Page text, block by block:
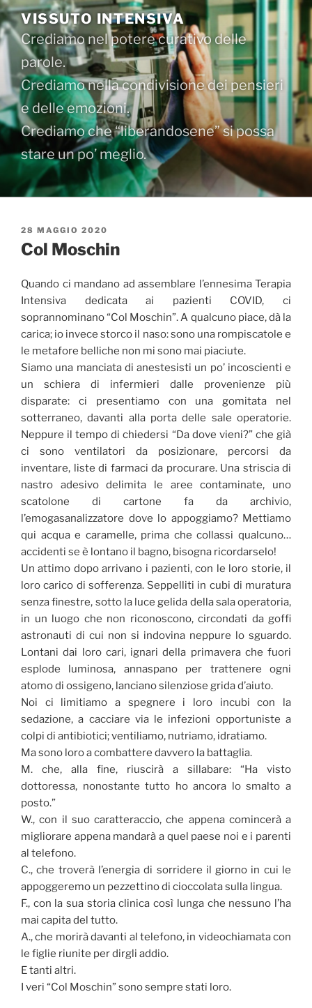
Salta
al
contenuto
VISSUTO INTENSIVA
Crediamo nel potere curativo delle
parole.
Crediamo nella condivisione dei pensieri
e delle emozioni.
Crediamo che “liberandosene” si possa
stare un po’ meglio.
PUBBLICATO
IL
28 MAGGIO 2020
Col Moschin
Quando ci mandano ad assemblare l’ennesima Terapia
Intensiva dedicata ai pazienti COVID, ci
soprannominano “Col Moschin”. A qualcuno piace, dà la
carica; io invece storco il naso: sono una rompiscatole e
le metafore belliche non mi sono mai piaciute.
Siamo una manciata di anestesisti un po’ incoscienti e
un schiera di infermieri dalle provenienze più
disparate: ci presentiamo con una gomitata nel
sotterraneo, davanti alla porta delle sale operatorie.
Neppure il tempo di chiedersi “Da dove vieni?” che già
ci sono ventilatori da posizionare, percorsi da
inventare, liste di farmaci da procurare. Una striscia di
nastro adesivo delimita le aree contaminate, uno
scatolone di cartone fa da archivio,
l’emogasanalizzatore dove lo appoggiamo? Mettiamo
qui acqua e caramelle, prima che collassi qualcuno…
accidenti se è lontano il bagno, bisogna ricordarselo!
Un attimo dopo arrivano i pazienti, con le loro storie, il
loro carico di sofferenza. Seppelliti in cubi di muratura
senza finestre, sotto la luce gelida della sala operatoria,
in un luogo che non riconoscono, circondati da goffi
astronauti di cui non si indovina neppure lo sguardo.
Lontani dai loro cari, ignari della primavera che fuori
esplode luminosa, annaspano per trattenere ogni
atomo di ossigeno, lanciano silenziose grida d’aiuto.
Noi ci limitiamo a spegnere i loro incubi con la
sedazione, a cacciare via le infezioni opportuniste a
colpi di antibiotici; ventiliamo, nutriamo, idratiamo.
Ma sono loro a combattere davvero la battaglia.
M. che, alla fine, riuscirà a sillabare: “Ha visto
dottoressa, nonostante tutto ho ancora lo smalto a
posto.”
W., con il suo caratteraccio, che appena comincerà a
migliorare appena mandarà a quel paese noi e i parenti
al telefono.
C., che troverà l’energia di sorridere il giorno in cui le
appoggeremo un pezzettino di cioccolata sulla lingua.
F., con la sua storia clinica così lunga che nessuno l’ha
mai capita del tutto.
A., che morirà davanti al telefono, in videochiamata con
le figlie riunite per dirgli addio.
E tanti altri.
I veri “Col Moschin” sono sempre stati loro.